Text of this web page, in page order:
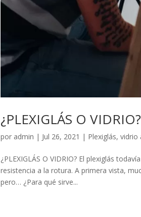
¿PLEXIGLÁS O VIDRIO?
por admin | Jul 26, 2021 | Plexiglás,vidrio
¿PLEXIGLÁS O VIDRIO? El plexiglás
resistencia a la rotura. A primera vista,
pero… ¿Para qué sirve...